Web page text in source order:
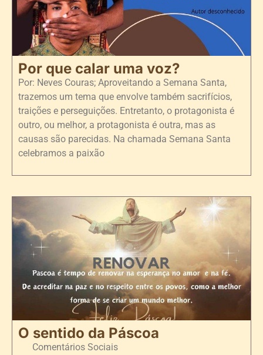
Por que calar uma voz?
Por: Neves Couras; Aproveitando a Semana Santa,
trazemos um tema que envolve também sacrifícios,
traições e perseguições. Entretanto, o protagonista é
outro, ou melhor, a protagonista é outra, mas as
causas são parecidas. Na chamada Semana Santa
celebramos a paixão
O sentido da Páscoa
Comentários Sociais